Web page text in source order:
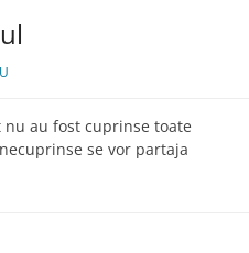
au fost cuprinse toate
se vor partaja